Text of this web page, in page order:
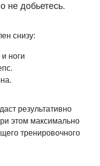
не добьетесь.
снизу:
ноги
результативно
этом максимально
тренировочного